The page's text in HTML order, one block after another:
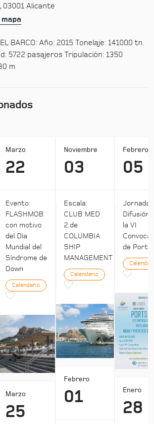
03001 Alicante
BARCO: Año: 2015 Tonelaje: 141000 tn.
5722 pasajeros Tripulación: 1350
m
Marzo
22
Evento:
FLASHMOB
con motivo
del Día
Mundial del
Síndrome de
Down
Calendario
Marzo
25
Noviembre
03
Escala:
CLUB MED
2 de
COLUMBIA
SHIP
MANAGEMENT
Calendario
Febrero
01
Febrero
05
Jornada:
Difusión
la VI
de Ports
Enero
28